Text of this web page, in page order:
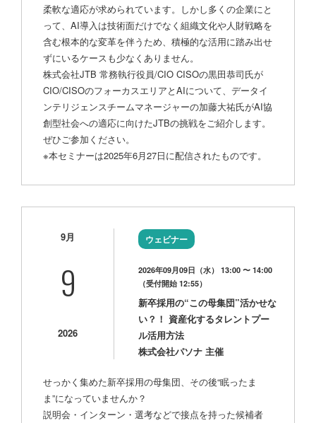
柔軟な適応が求められています。しかし多くの企業にと
って、AI導入は技術面だけでなく組織文化や人財戦略を
含む根本的な変革を伴うため、積極的な活用に踏み出せ
ずにいるケースも少なくありません。
株式会社JTB 常務執行役員/CIO CISOの黒田恭司氏が
CIO/CISOのフォーカスエリアとAIについて、データイ
ンテリジェンスチームマネージャーの加藤大祐氏がAI協
創型社会への適応に向けたJTBの挑戦をご紹介します。
ぜひご参加ください。
※本セミナーは2025年6月27日に配信されたものです。
9月
9
2026
ウェビナー
2026年09月09日（水） 13:00 〜 14:00
（受付開始 12:55）
新卒採用の“この母集団”活かせな
い？！ 資産化するタレントプー
ル活用方法
株式会社パソナ 主催
せっかく集めた新卒採用の母集団、その後“眠ったま
ま”になっていませんか？
説明会・インターン・選考などで接点を持った候補者